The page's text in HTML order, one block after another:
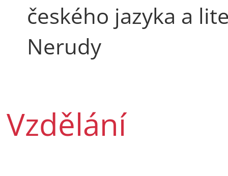
českého jazyka a
Nerudy
Vzdělání